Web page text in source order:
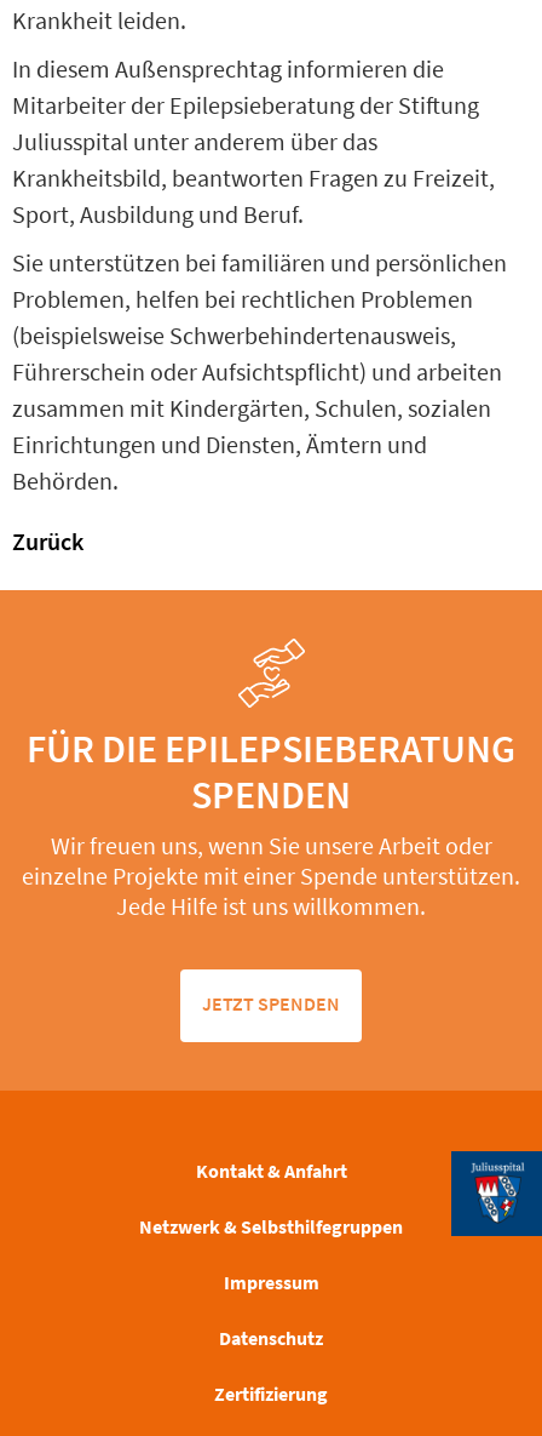
Krankheit leiden.
In diesem Außensprechtag informieren die
Mitarbeiter der Epilepsieberatung der Stiftung
Juliusspital unter anderem über das
Krankheitsbild, beantworten Fragen zu Freizeit,
Sport, Ausbildung und Beruf.
Sie unterstützen bei familiären und persönlichen
Problemen, helfen bei rechtlichen Problemen
(beispielsweise Schwerbehindertenausweis,
Führerschein oder Aufsichtspflicht) und arbeiten
zusammen mit Kindergärten, Schulen, sozialen
Einrichtungen und Diensten, Ämtern und
Behörden.
Zurück
FÜR DIE EPILEPSIEBERATUNG
SPENDEN
Wir freuen uns, wenn Sie unsere Arbeit oder
einzelne Projekte mit einer Spende unterstützen.
Jede Hilfe ist uns willkommen.
JETZT SPENDEN
Kontakt & Anfahrt
Netzwerk & Selbsthilfegruppen
Impressum
Datenschutz
Zertifizierung